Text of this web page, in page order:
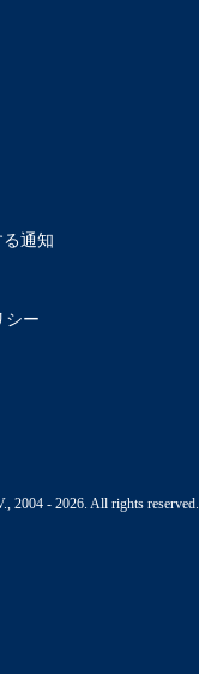
通知
シー
2004 - 2026. All rights reserved.